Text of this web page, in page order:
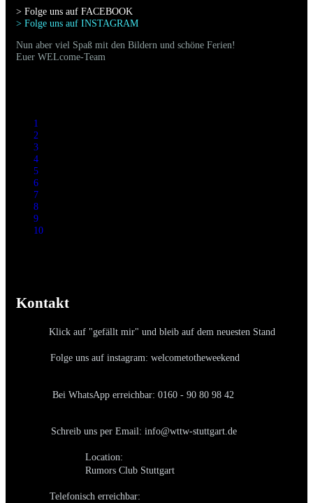
> Folge uns auf FACEBOOK
> Folge uns auf INSTAGRAM
Nun aber viel Spaß mit den Bildern und schöne Ferien!
Euer WELcome-Team
1
2
3
4
5
6
7
8
9
10
Kontakt
Klick auf "gefällt mir" und bleib auf dem neuesten Stand
Folge uns auf instagram: welcometotheweekend
Bei WhatsApp erreichbar: 0160 - 90 80 98 42
Schreib uns per Email: info@wttw-stuttgart.de
Location:
Rumors Club Stuttgart
Telefonisch erreichbar: